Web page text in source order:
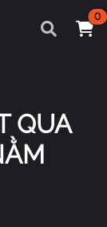
0
QUA